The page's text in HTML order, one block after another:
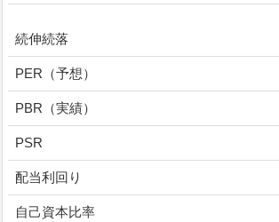
続伸続落
PER（予想）
PBR（実績）
PSR
配当利回り
自己資本比率